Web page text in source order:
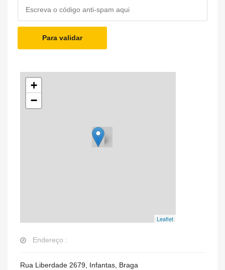
Para validar
+
−
Leaflet
Endereço :
Rua Liberdade 2679, Infantas, Braga